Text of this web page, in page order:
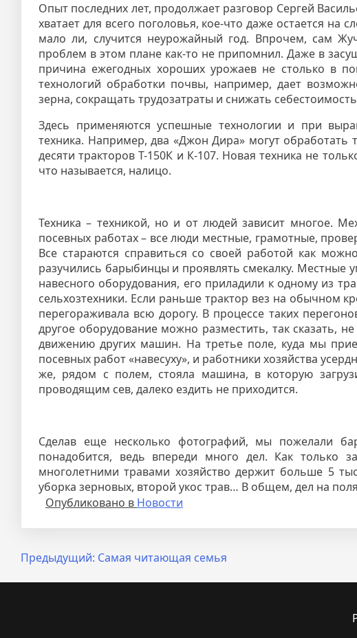
Опыт последних лет, продолжает разговор Сергей
хватает для всего поголовья, кое-что даже остается на
мало ли, случится неурожайный год. Впрочем, сам
проблем в этом плане как-то не припомнил. Даже в
причина ежегодных хороших урожаев не столько в
технологий обработки почвы, например, дает
зерна, сокращать трудозатраты и снижать
Здесь применяются успешные технологии и при
техника. Например, два «Джон Дира» могут
десяти тракторов Т-150К и К-107. Новая техника не
что называется, налицо.
Техника – техникой, но и от людей зависит многое.
посевных работах – все люди местные, грамотные,
Все стараются справиться со своей работой как
разучились барыбинцы и проявлять смекалку. Местные
навесного оборудования, его приладили к одному из
сельхозтехники. Если раньше трактор вез на обычном
перегораживала всю дорогу. В процессе таких
другое оборудование можно разместить, так сказать,
движению других машин. На третье поле, куда мы
посевных работ «навесуху», и работники хозяйства
же, рядом с полем, стояла машина, в которую
проводящим сев, далеко ездить не приходится.
Сделав еще несколько фотографий, мы пожелали
понадобится, ведь впереди много дел. Как только
многолетними травами хозяйство держит больше 5
уборка зерновых, второй укос трав… В общем, дел на
Опубликовано в Новости
Навигация
по
Предыдущий: Самая читающая семья